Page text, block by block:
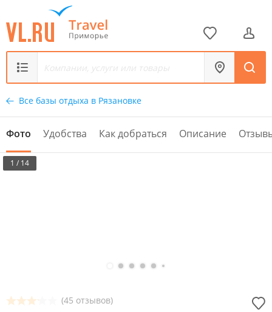
Все базы отдыха в Рязановке
Фото Удобства Как добраться Описание
1 / 14
(45 отзывов)